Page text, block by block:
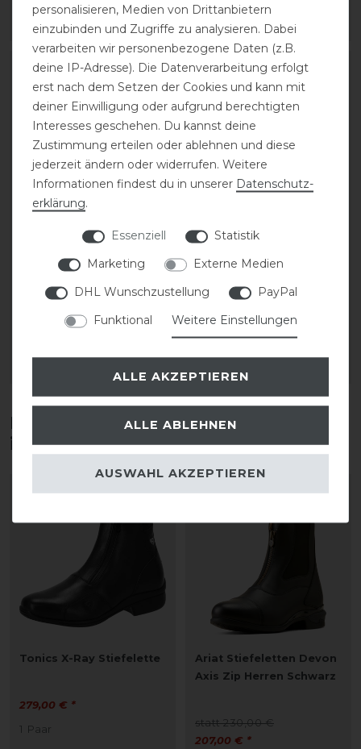
ARTIKEL MERKEN ARTIKEL MERKEN
-10%
Kavalkade Cortica
statt 125,90 €
113,31 € *
-30%
Ariat Close Contour
statt 175,00 €
122,50 € *
1 Paar
Diese Produkte könnten dich auch
interessieren
Tonics X-Ray Stiefelette
279,00 € *
1 Paar
-10%
Ariat Stiefeletten Devon
Axis Zip Herren Schwarz
statt 230,00 €
207,00 € *
personalisieren, Medien von Drittanbietern
einzubinden und Zugriffe zu analysieren. Dabei
verarbeiten wir personenbezogene Daten (z.B.
deine IP-Adresse). Die Datenverarbeitung erfolgt
erst nach dem Setzen der Cookies und kann mit
deiner Einwilligung oder aufgrund berechtigten
Interesses geschehen. Du kannst deine
Zustimmung erteilen oder ablehnen und diese
jederzeit ändern oder widerrufen. Weitere
Informationen findest du in unserer Daten­schutz­
erklärung.
Essenziell
Statistik
Marketing
Externe Medien
DHL Wunschzustellung
PayPal
Funktional
Weitere Einstellungen
ALLE AKZEPTIEREN
ALLE ABLEHNEN
AUSWAHL AKZEPTIEREN